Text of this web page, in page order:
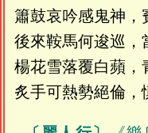
簫鼓哀吟感鬼神，
後來鞍馬何逡巡，
楊花雪落覆白蘋，
炙手可熱勢絕倫，